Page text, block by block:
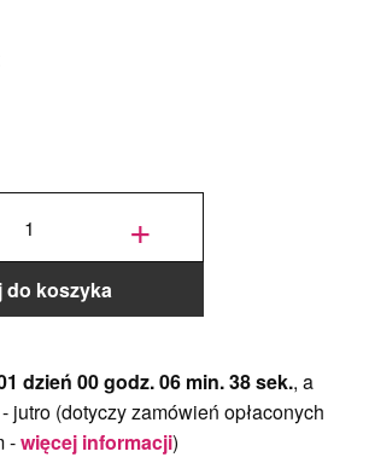
+
do koszyka
dzień 00 godz. 06 min. 38 sek., a
jutro(dotyczy zamówień opłaconych
-więcej informacji)